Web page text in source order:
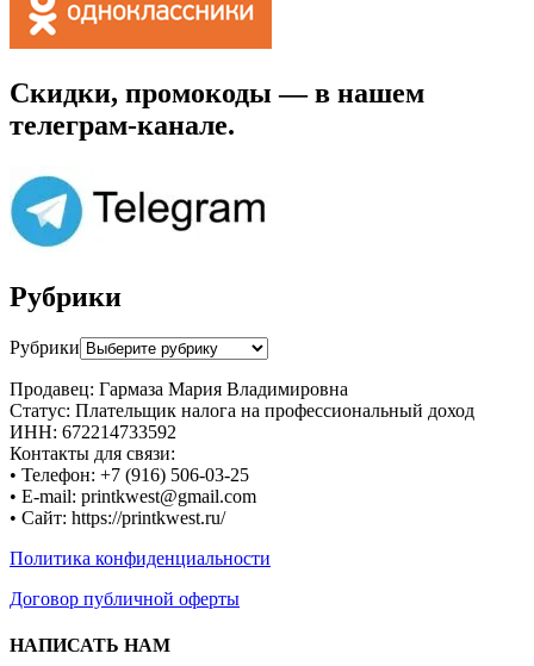
Скидки, промокоды — в нашем
телеграм-канале.
Рубрики
Рубрики
Продавец: Гармаза Мария Владимировна
Статус: Плательщик налога на профессиональный доход
ИНН: 672214733592
Контакты для связи:
• Телефон: +7 (916) 506-03-25
• E-mail: printkwest@gmail.com
• Сайт: https://printkwest.ru/
Политика конфиденциальности
Договор публичной оферты
НАПИСАТЬ НАМ